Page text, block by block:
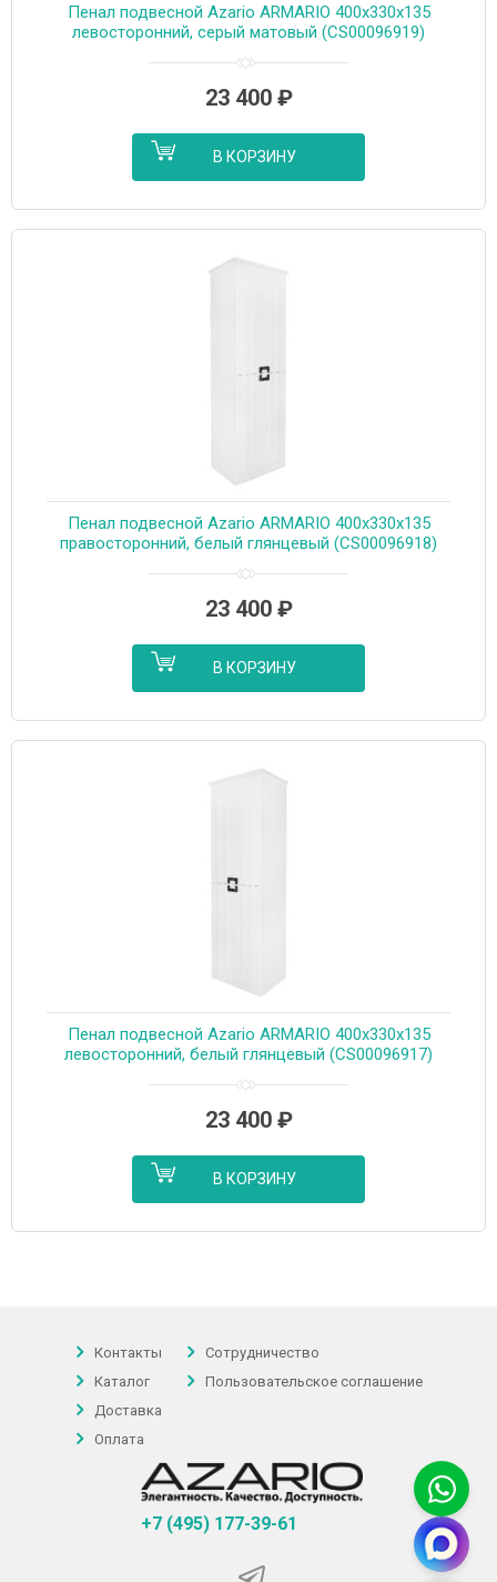
Пенал подвесной Azario ARMARIO 400х330х135
левосторонний, серый матовый (CS00096919)
23 400 ₽
В КОРЗИНУ
Пенал подвесной Azario ARMARIO 400х330х135
правосторонний, белый глянцевый (CS00096918)
23 400 ₽
В КОРЗИНУ
Пенал подвесной Azario ARMARIO 400х330х135
левосторонний, белый глянцевый (CS00096917)
23 400 ₽
В КОРЗИНУ
Контакты
Каталог
Доставка
Оплата
Сотрудничество
Пользовательское соглашение
+7 (495) 177-39-61